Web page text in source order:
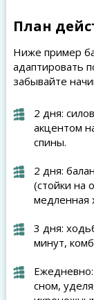
План
Ниже пример
адаптировать
забывайте
2 дня:
акцентом
спины.
2 дня:
(стойки на
медленная
3 дня:
минут,
сном,